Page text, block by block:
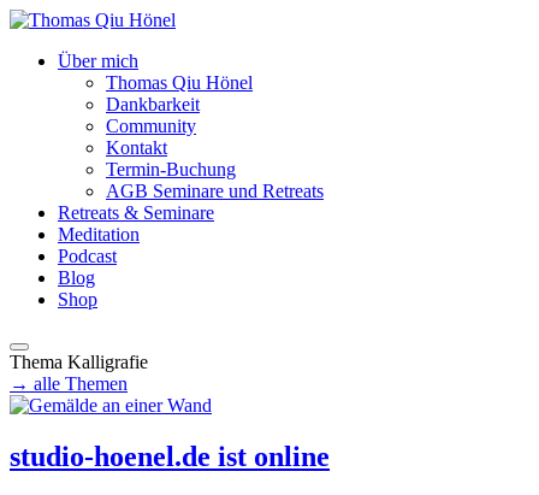
Über mich
Thomas Qiu Hönel
Dankbarkeit
Community
Kontakt
Termin-Buchung
AGB Seminare und Retreats
Retreats & Seminare
Meditation
Podcast
Blog
Shop
Thema Kalligrafie
→ alle Themen
studio-hoenel.de ist online